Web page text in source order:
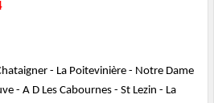
- La Poitevinière - Notre Dame
- A D Les Cabournes - St Lezin - La